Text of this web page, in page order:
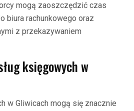
mogą zaoszczędzić czas
biura rachunkowego oraz
z przekazywaniem
księgowych w
w Gliwicach mogą się znacznie